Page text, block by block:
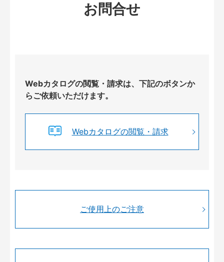
お問合せ
Webカタログの閲覧・請求は、下記のボタンか
らご依頼いただけます。
Webカタログの閲覧・請求
ご使用上のご注意